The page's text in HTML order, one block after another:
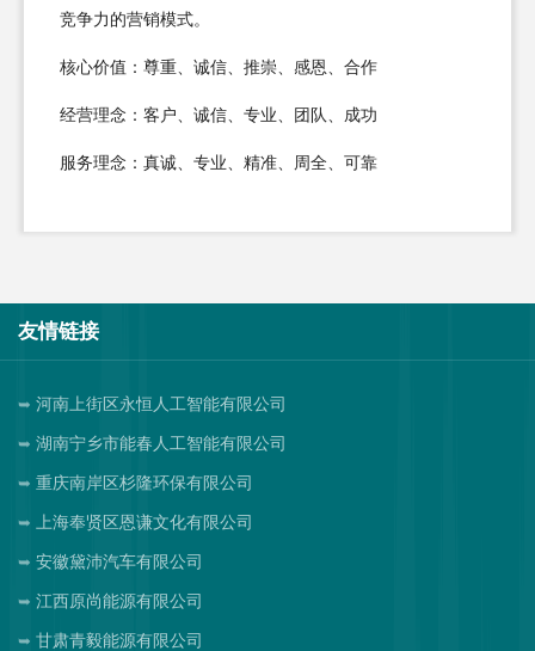
竞争力的营销模式。
核心价值：尊重、诚信、推崇、感恩、合作
经营理念：客户、诚信、专业、团队、成功
服务理念：真诚、专业、精准、周全、可靠
友情链接
河南上街区永恒人工智能有限公司
湖南宁乡市能春人工智能有限公司
重庆南岸区杉隆环保有限公司
上海奉贤区恩谦文化有限公司
安徽黛沛汽车有限公司
江西原尚能源有限公司
甘肃青毅能源有限公司